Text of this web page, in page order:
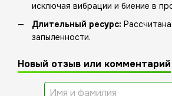
исключая вибрации и биение в
Длительный ресурс:
запыленности.
Новый отзыв или комментарий